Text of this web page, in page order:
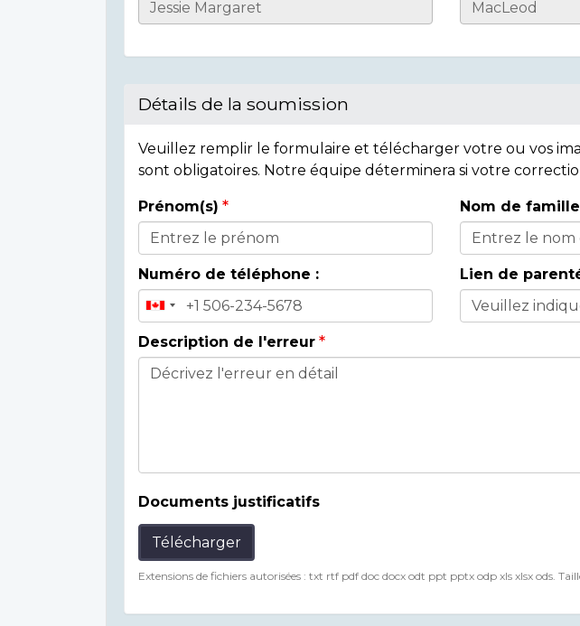
Casualty
Détails de la soumission
Veuillez remplir le formulaire et télécharger votre ou vos
sont obligatoires. Notre équipe déterminera si votre
Donor
Details
Prénom(s) Nom de famille
Numéro de téléphone : Lien de
Description de l'erreur
Documents justificatifs
Télécharger
Extensions de fichiers autorisées : txt rtf pdf doc docx odt ppt pptx odp xls xlsx ods.